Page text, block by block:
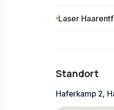
Laser
Standort
Haferkamp 2,